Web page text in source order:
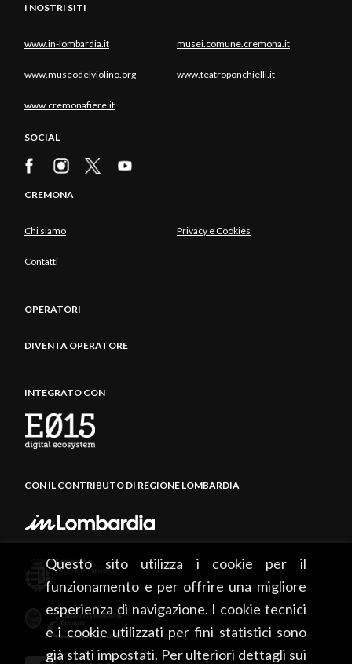
Questo sito utilizza i cookie per il
funzionamento e per offrire una migliore
esperienza di navigazione. I cookie tecnici
e i cookie utilizzati per fini statistici sono
già stati impostati. Per ulteriori dettagli sui
I NOSTRI SITI
www.in-lombardia.it musei.comune.cremona.it
www.museodelviolino.org www.teatroponchielli.it
www.cremonafiere.it
SOCIAL
CREMONA
Chi siamo Privacy e Cookies
Contatti
OPERATORI
DIVENTA OPERATORE
INTEGRATO CON
CON IL CONTRIBUTO DI REGIONE LOMBARDIA